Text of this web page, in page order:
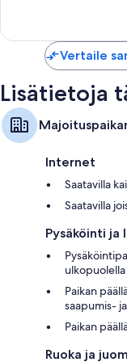
Vertaile
Lisätietoja
Internet
Saatavilla
Saatavilla
Pysäköinti
Paikan
saapumis-
Paikan
Ruoka ja